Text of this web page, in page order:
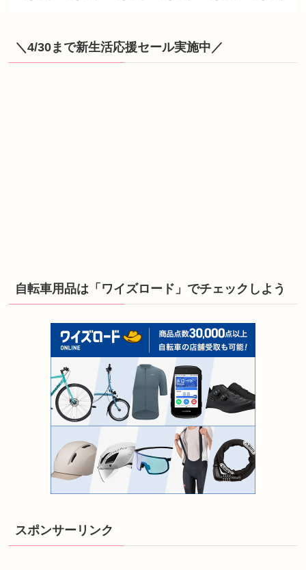
＼4/30まで新生活応援セール実施中／
自転車用品は「ワイズロード」でチェックしよう
スポンサーリンク